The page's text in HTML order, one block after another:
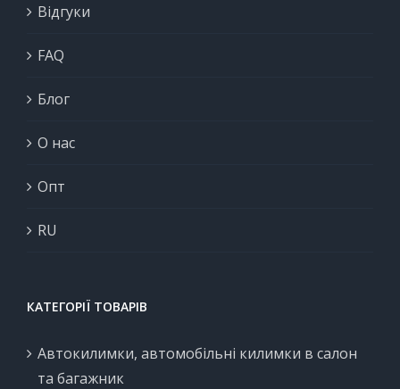
Відгуки
FAQ
Блог
О нас
Опт
RU
КАТЕГОРІЇ ТОВАРІВ
Автокилимки, автомобільні килимки в салон
та багажник